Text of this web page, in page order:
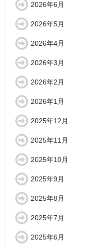
2026年6月
2026年5月
2026年4月
2026年3月
2026年2月
2026年1月
2025年12月
2025年11月
2025年10月
2025年9月
2025年8月
2025年7月
2025年6月